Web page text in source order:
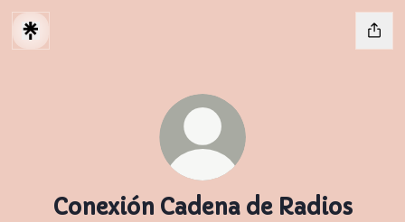
Conexión Cadena de Radios